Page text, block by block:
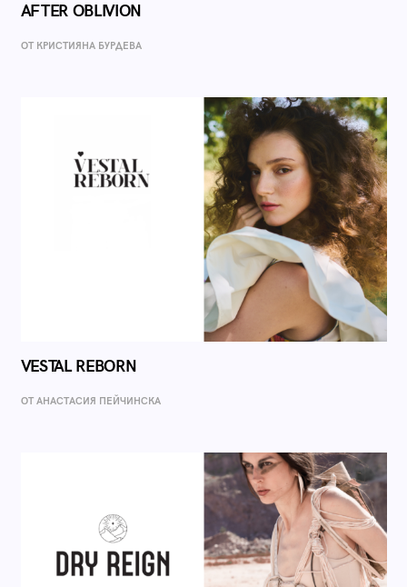
AFTER OBLIVION
ОТ КРИСТИЯНА БУРДЕВА
VESTAL REBORN
ОТ AНАСТАСИЯ ПЕЙЧИНСКА